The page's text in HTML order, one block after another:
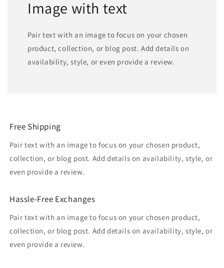
Image with text
Pair text with an image to focus on your chosen
product, collection, or blog post. Add details on
availability, style, or even provide a review.
Free Shipping
Pair text with an image to focus on your chosen product,
collection, or blog post. Add details on availability, style, or
even provide a review.
Hassle-Free Exchanges
Pair text with an image to focus on your chosen product,
collection, or blog post. Add details on availability, style, or
even provide a review.